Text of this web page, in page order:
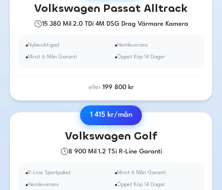
Volkswagen Passat Alltrack
15 380Mil 2.0 TDi 4M DSG Drag Värmare Kamera
Nybesiktigad Hemleverans
Minst 6 Mån Garanti Öppet Köp 14 Dagar
eller 199 800kr
1 415 kr/mån
Volkswagen Golf
8 900Mil 1.2 TSi R-Line Garanti
R-Line Sportpaket Minst 6 Mån Garanti
Hemleverans Öppet Köp 14 Dagar